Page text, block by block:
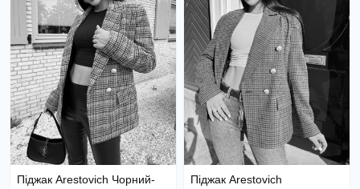
Піджак Arestovich Чорний-
Піджак Arestovich